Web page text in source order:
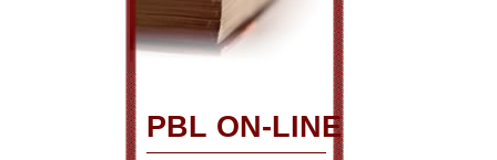
PBL ON-LINE